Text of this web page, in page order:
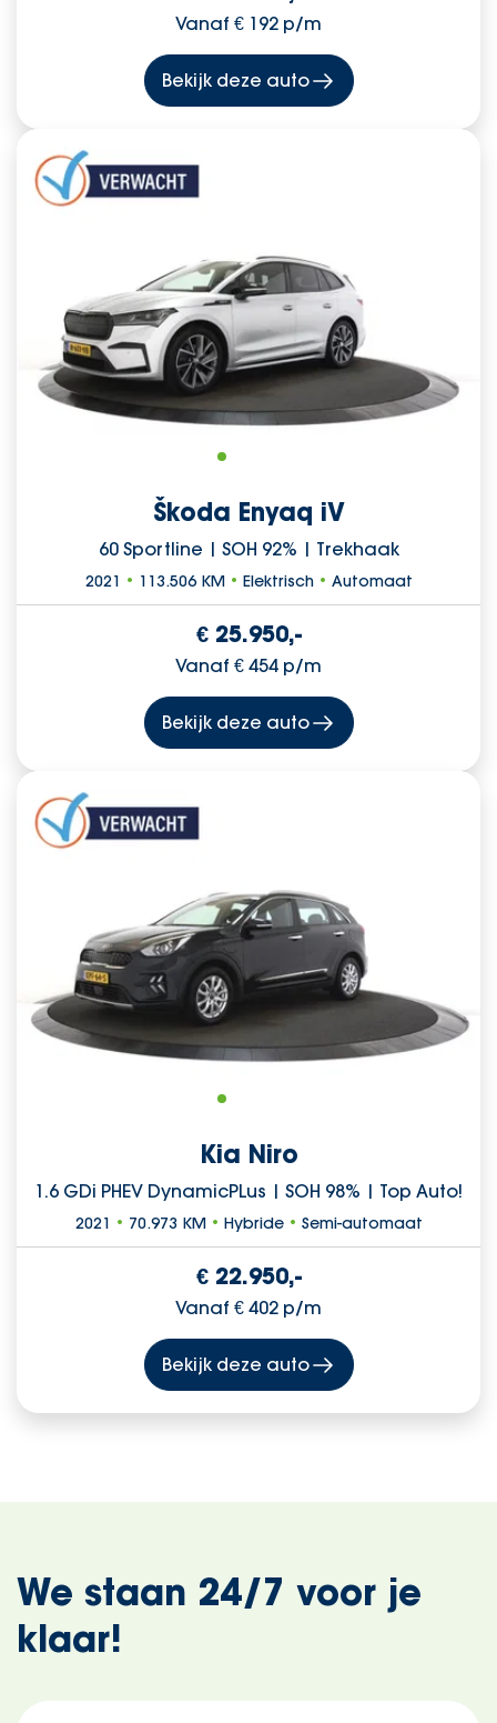
Vanaf € 192 p/m
Bekijk deze auto
Škoda Enyaq iV
60 Sportline | SOH 92% | Trekhaak
2021 • 113.506 KM• Elektrisch• Automaat
€ 25.950,-
Vanaf € 454 p/m
Bekijk deze auto
Kia Niro
1.6 GDi PHEV DynamicPLus | SOH 98% | Top Auto!
2021 • 70.973 KM• Hybride• Semi-automaat
€ 22.950,-
Vanaf € 402 p/m
Bekijk deze auto
We staan 24/7 voor je
klaar!